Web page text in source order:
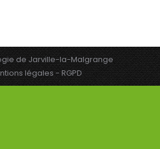
de Jarville-la-Malgrange
légales - RGPD